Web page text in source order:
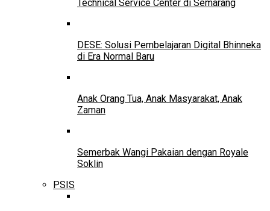
Technical Service Center di Semarang
DESE: Solusi Pembelajaran Digital Bhinneka
di Era Normal Baru
Anak Orang Tua, Anak Masyarakat, Anak
Zaman
Semerbak Wangi Pakaian dengan Royale
Soklin
PSIS